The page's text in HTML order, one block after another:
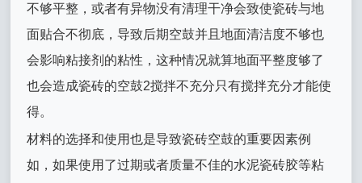
不够平整，或者有异物没有清理干净会致使瓷砖与地
面贴合不彻底，导致后期空鼓并且地面清洁度不够也
会影响粘接剂的粘性，这种情况就算地面平整度够了
也会造成瓷砖的空鼓2搅拌不充分只有搅拌充分才能使
得。
材料的选择和使用也是导致瓷砖空鼓的重要因素例
如，如果使用了过期或者质量不佳的水泥瓷砖胶等粘